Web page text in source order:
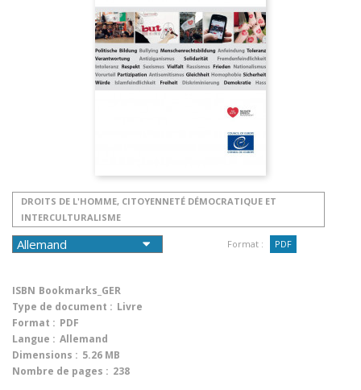
DROITS DE L'HOMME, CITOYENNETÉ DÉMOCRATIQUE ET
INTERCULTURALISME
Format : PDF
ISBN Bookmarks_GER
Type de document : Livre
Format : PDF
Langue : Allemand
Dimensions : 5.26 MB
Nombre de pages : 238